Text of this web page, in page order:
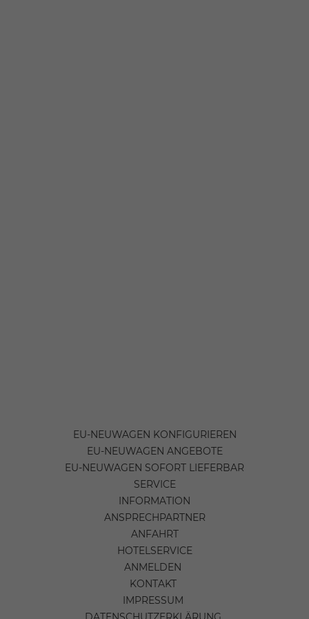
EU-NEUWAGEN KONFIGURIEREN
EU-NEUWAGEN ANGEBOTE
EU-NEUWAGEN SOFORT LIEFERBAR
SERVICE
INFORMATION
ANSPRECHPARTNER
ANFAHRT
HOTELSERVICE
ANMELDEN
KONTAKT
IMPRESSUM